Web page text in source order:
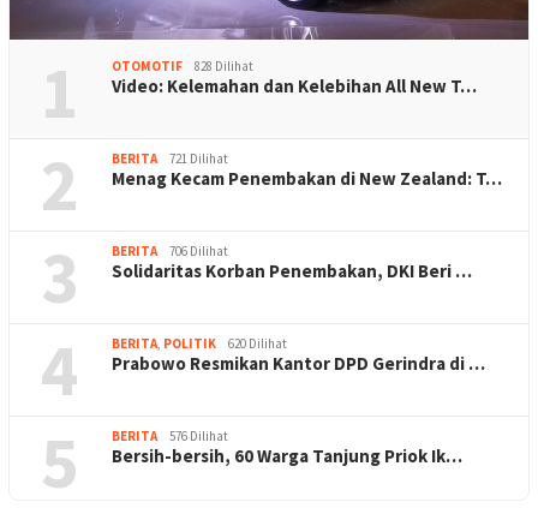
1 OTOMOTIF 828 Dilihat
Video: Kelemahan dan Kelebihan All New T…
2 BERITA 721 Dilihat
Menag Kecam Penembakan di New Zealand: T…
3 BERITA 706 Dilihat
Solidaritas Korban Penembakan, DKI Beri …
4 BERITA POLITIK 620 Dilihat
Prabowo Resmikan Kantor DPD Gerindra di …
5 BERITA 576 Dilihat
Bersih-bersih, 60 Warga Tanjung Priok Ik…